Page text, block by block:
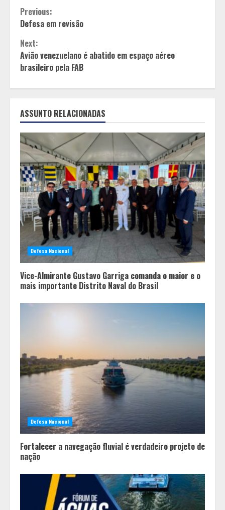
Continue
Reading
Previous:
Defesa em revisão
Next:
Avião venezuelano é abatido em espaço aéreo
brasileiro pela FAB
ASSUNTO RELACIONADAS
Defesa Nacional
Vice-Almirante Gustavo Garriga comanda o maior e o
mais importante Distrito Naval do Brasil
Defesa Nacional
Fortalecer a navegação fluvial é verdadeiro projeto de
nação